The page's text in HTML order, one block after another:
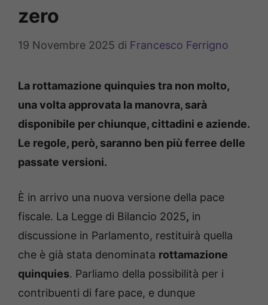
zero
19 Novembre 2025 di Francesco Ferrigno
La rottamazione quinquies tra non molto,
una volta approvata la manovra, sarà
disponibile per chiunque, cittadini e aziende.
Le regole, però, saranno ben più ferree delle
passate versioni.
È in arrivo una nuova versione della pace
fiscale. La Legge di Bilancio 2025, in
discussione in Parlamento, restituirà quella
che è già stata denominata rottamazione
quinquies. Parliamo della possibilità per i
contribuenti di fare pace, e dunque